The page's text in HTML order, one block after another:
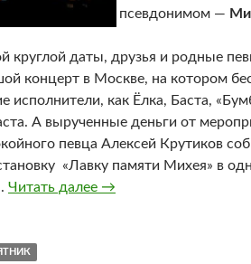
псевдонимом —
круглой даты, друзья и родные
концерт в Москве, на котором
исполнители, как Ёлка, Баста,
А вырученные деньги от
певца Алексей Крутиков
«Лавку памяти Михея» в
Читать далее В Москве будет
→